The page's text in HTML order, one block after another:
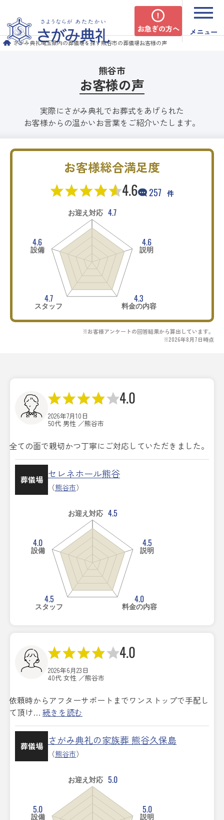
お急ぎの方へ メニュー
さがみ典礼埼玉県内の葬儀場を探す熊谷市の葬儀場お客様の声
熊谷市
お客様の声
実際にさがみ典礼でお葬式をあげられた
お客様からの温かいお言葉をご紹介いたします。
お客様総合満足度
4.6 257 件
お迎え対応 4.7
4.6
説明
4.3
料金の内容
4.7
スタッフ
4.6
設備
※お客様アンケートの回答結果から算出しています。
※2026年8月7日時点
4.0
2026年7月10日
50代 男性 ／熊谷市
全ての面で親切かつ丁寧にご対応していただきました。
葬儀場 セレネホール熊谷
（熊谷市）
お迎え対応 4.5
4.5
説明
4.0
料金の内容
4.5
スタッフ
4.0
設備
4.0
2026年6月23日
40代 女性 ／熊谷市
依頼時からアフターサポートまでワンストップで手配し
て頂け… 続きを読む
葬儀場 さがみ典礼の家族葬 熊谷久保島
（熊谷市）
お迎え対応 5.0
5.0
説明
5.0
設備